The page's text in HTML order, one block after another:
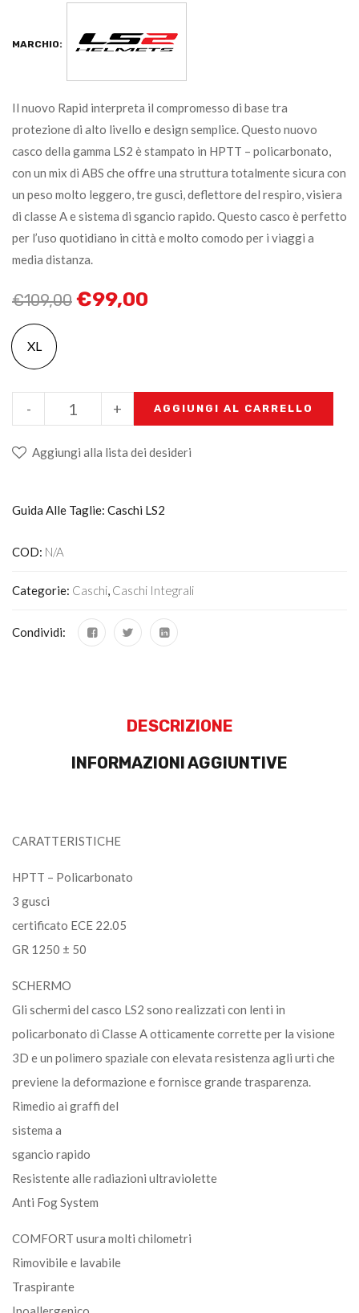
MARCHIO:
Il nuovo Rapid interpreta il compromesso di base tra
protezione di alto livello e design semplice. Questo nuovo
casco della gamma LS2 è stampato in HPTT – policarbonato,
con un mix di ABS che offre una struttura totalmente sicura con
un peso molto leggero, tre gusci, deflettore del respiro, visiera
di classe A e sistema di sgancio rapido. Questo casco è perfetto
per l’uso quotidiano in città e molto comodo per i viaggi a
media distanza.
€109,00 €99,00
XL
+
- AGGIUNGI AL CARRELLO
Aggiungi alla lista dei desideri
Guida Alle Taglie: Caschi LS2
COD: N/A
Categorie: Caschi, Caschi Integrali
Condividi:
DESCRIZIONE
INFORMAZIONI AGGIUNTIVE
CARATTERISTICHE
HPTT – Policarbonato
3 gusci
certificato ECE 22.05
GR 1250 ± 50
SCHERMO
Gli schermi del casco LS2 sono realizzati con lenti in
policarbonato di Classe A otticamente corrette per la visione
3D e un polimero spaziale con elevata resistenza agli urti che
previene la deformazione e fornisce grande trasparenza.
Rimedio ai graffi del
sistema a
sgancio rapido
Resistente alle radiazioni ultraviolette
Anti Fog System
COMFORT usura molti chilometri
Rimovibile e lavabile
Traspirante